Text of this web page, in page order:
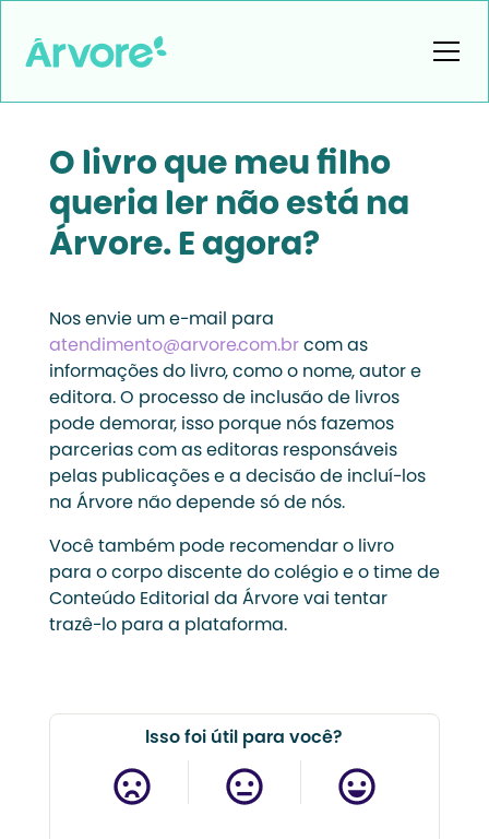
O livro que meu filho
queria ler não está na
Árvore. E agora?
Nos envie um e-mail para
atendimento@arvore.com.brcom as
informações do livro, como o nome, autor e
editora. O processo de inclusão de livros
pode demorar, isso porque nós fazemos
parcerias com as editoras responsáveis
pelas publicações e a decisão de incluí-los
na Árvore não depende só de nós.
Você também pode recomendar o livro
para o corpo discente do colégio e o time de
Conteúdo Editorial da Árvore vai tentar
trazê-lo para a plataforma.
Isso foi útil para você?